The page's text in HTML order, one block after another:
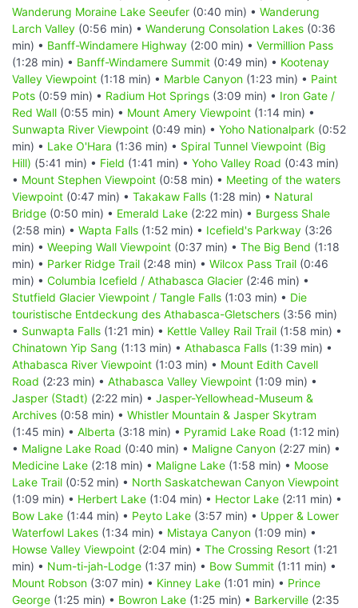
Wanderung Moraine Lake Seeufer (0:40 min) • Wanderung
Larch Valley (0:56 min) • Wanderung Consolation Lakes (0:36
min) • Banff-Windamere Highway (2:00 min) • Vermillion Pass
(1:28 min) • Banff-Windamere Summit (0:49 min) • Kootenay
Valley Viewpoint (1:18 min) • Marble Canyon (1:23 min) • Paint
Pots (0:59 min) • Radium Hot Springs (3:09 min) • Iron Gate /
Red Wall (0:55 min) • Mount Amery Viewpoint (1:14 min) •
Sunwapta River Viewpoint (0:49 min) • Yoho Nationalpark (0:52
min) • Lake O'Hara (1:36 min) • Spiral Tunnel Viewpoint (Big
Hill) (5:41 min) • Field (1:41 min) • Yoho Valley Road (0:43 min)
• Mount Stephen Viewpoint (0:58 min) • Meeting of the waters
Viewpoint (0:47 min) • Takakaw Falls (1:28 min) • Natural
Bridge (0:50 min) • Emerald Lake (2:22 min) • Burgess Shale
(2:58 min) • Wapta Falls (1:52 min) • Icefield's Parkway (3:26
min) • Weeping Wall Viewpoint (0:37 min) • The Big Bend (1:18
min) • Parker Ridge Trail (2:48 min) • Wilcox Pass Trail (0:46
min) • Columbia Icefield / Athabasca Glacier (2:46 min) •
Stutfield Glacier Viewpoint / Tangle Falls (1:03 min) • Die
touristische Entdeckung des Athabasca-Gletschers (3:56 min)
• Sunwapta Falls (1:21 min) • Kettle Valley Rail Trail (1:58 min) •
Chinatown Yip Sang (1:13 min) • Athabasca Falls (1:39 min) •
Athabasca River Viewpoint (1:03 min) • Mount Edith Cavell
Road (2:23 min) • Athabasca Valley Viewpoint (1:09 min) •
Jasper (Stadt) (2:22 min) • Jasper-Yellowhead-Museum &
Archives (0:58 min) • Whistler Mountain & Jasper Skytram
(1:45 min) • Alberta (3:18 min) • Pyramid Lake Road (1:12 min)
• Maligne Lake Road (0:40 min) • Maligne Canyon (2:27 min) •
Medicine Lake (2:18 min) • Maligne Lake (1:58 min) • Moose
Lake Trail (0:52 min) • North Saskatchewan Canyon Viewpoint
(1:09 min) • Herbert Lake (1:04 min) • Hector Lake (2:11 min) •
Bow Lake (1:44 min) • Peyto Lake (3:57 min) • Upper & Lower
Waterfowl Lakes (1:34 min) • Mistaya Canyon (1:09 min) •
Howse Valley Viewpoint (2:04 min) • The Crossing Resort (1:21
min) • Num-ti-jah-Lodge (1:37 min) • Bow Summit (1:11 min) •
Mount Robson (3:07 min) • Kinney Lake (1:01 min) • Prince
George (1:25 min) • Bowron Lake (1:25 min) • Barkerville (2:35